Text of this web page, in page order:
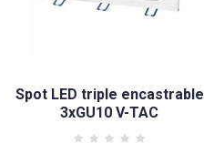
Spot LED triple encastrable
3xGU10 V-TAC